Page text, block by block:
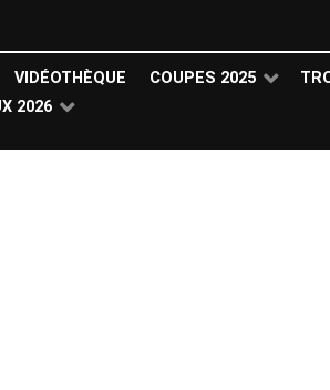
VIDÉOTHÈQUE COUPES 2025
2026